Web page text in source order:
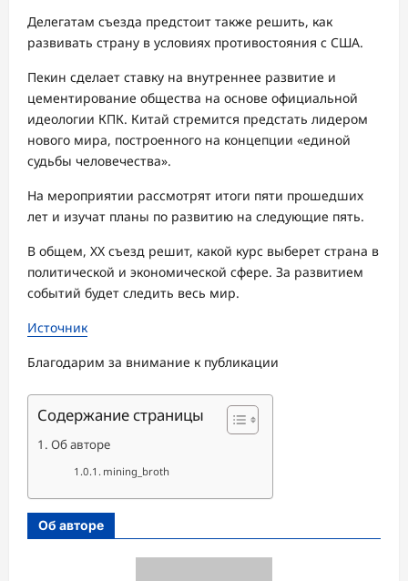
Делегатам съезда предстоит также решить, как
развивать страну в условиях противостояния с США.
Пекин сделает ставку на внутреннее развитие и
цементирование общества на основе официальной
идеологии КПК. Китай стремится предстать лидером
нового мира, построенного на концепции «единой
судьбы человечества».
На мероприятии рассмотрят итоги пяти прошедших
лет и изучат планы по развитию на следующие пять.
В общем, XX съезд решит, какой курс выберет страна в
политической и экономической сфере. За развитием
событий будет следить весь мир.
Источник
Благодарим за внимание к публикации
Содержание страницы
Об авторе
mining_broth
Об авторе